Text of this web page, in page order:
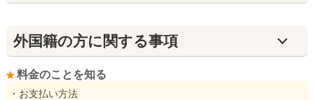
外国籍の方に関する事項
料金のことを知る
・お支払い方法